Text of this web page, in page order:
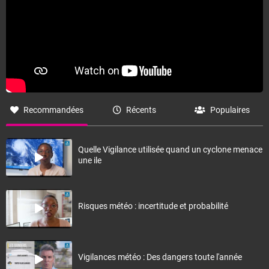
Le cycle ENSO (Bascule entre les phénomènes El Nino/La
Nina) serait en phase neutre avant et pendant la saison
une tendance significative pour l’activité cyclonique.
Recommandées Récents Populaires
Quelle Vigilance utilisée quand un cyclone menace
une ile
Risques météo : incertitude et probabilité
Vigilances météo : Des dangers toute l'année